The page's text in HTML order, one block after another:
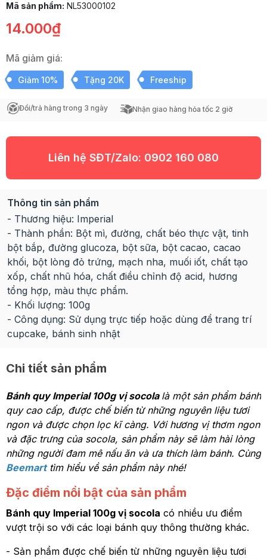
Mã sản phẩm: NL53000102
14.000₫
Mã giảm giá:
Giảm 10% Tặng 20K Freeship
Đổi/trả hàng trong 3 ngày Nhận giao hàng hỏa tốc 2 giờ
Liên hệ SĐT/Zalo: 0902 160 080
Thông tin sản phẩm
- Thương hiệu: Imperial
- Thành phần: Bột mì, đường, chất béo thực vật, tinh
bột bắp, đường glucoza, bột sữa, bột cacao, cacao
khối, bột lòng đỏ trứng, mạch nha, muối iốt, chất tạo
xốp, chất nhũ hóa, chất điều chỉnh độ acid, hương
tổng hợp, màu thực phẩm.
- Khối lượng: 100g
- Công dụng: Sử dụng trực tiếp hoặc dùng để trang trí
cupcake, bánh sinh nhật
Chi tiết sản phẩm
Bánh quy Imperial 100g vị socola là một sản phẩm bánh
quy cao cấp, được chế biến từ những nguyên liệu tươi
ngon và được chọn lọc kĩ càng. Với hương vị thơm ngon
và đặc trưng của socola, sản phẩm này sẽ làm hài lòng
những người đam mê nấu ăn và ưa thích làm bánh. Cùng
Beemarttìm hiểu về sản phẩm này nhé!
Đặc điểm nổi bật của sản phẩm
Bánh quy Imperial 100g vị socola có nhiều ưu điểm
vượt trội so với các loại bánh quy thông thường khác.
- Sản phẩm được chế biến từ những nguyên liệu tươi